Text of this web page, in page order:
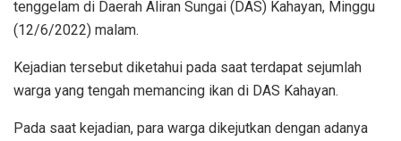
tenggelam di Daerah Aliran Sungai (DAS) Kahayan, Minggu
(12/6/2022) malam.
Kejadian tersebut diketahui pada saat terdapat sejumlah
warga yang tengah memancing ikan di DAS Kahayan.
Pada saat kejadian, para warga dikejutkan dengan adanya